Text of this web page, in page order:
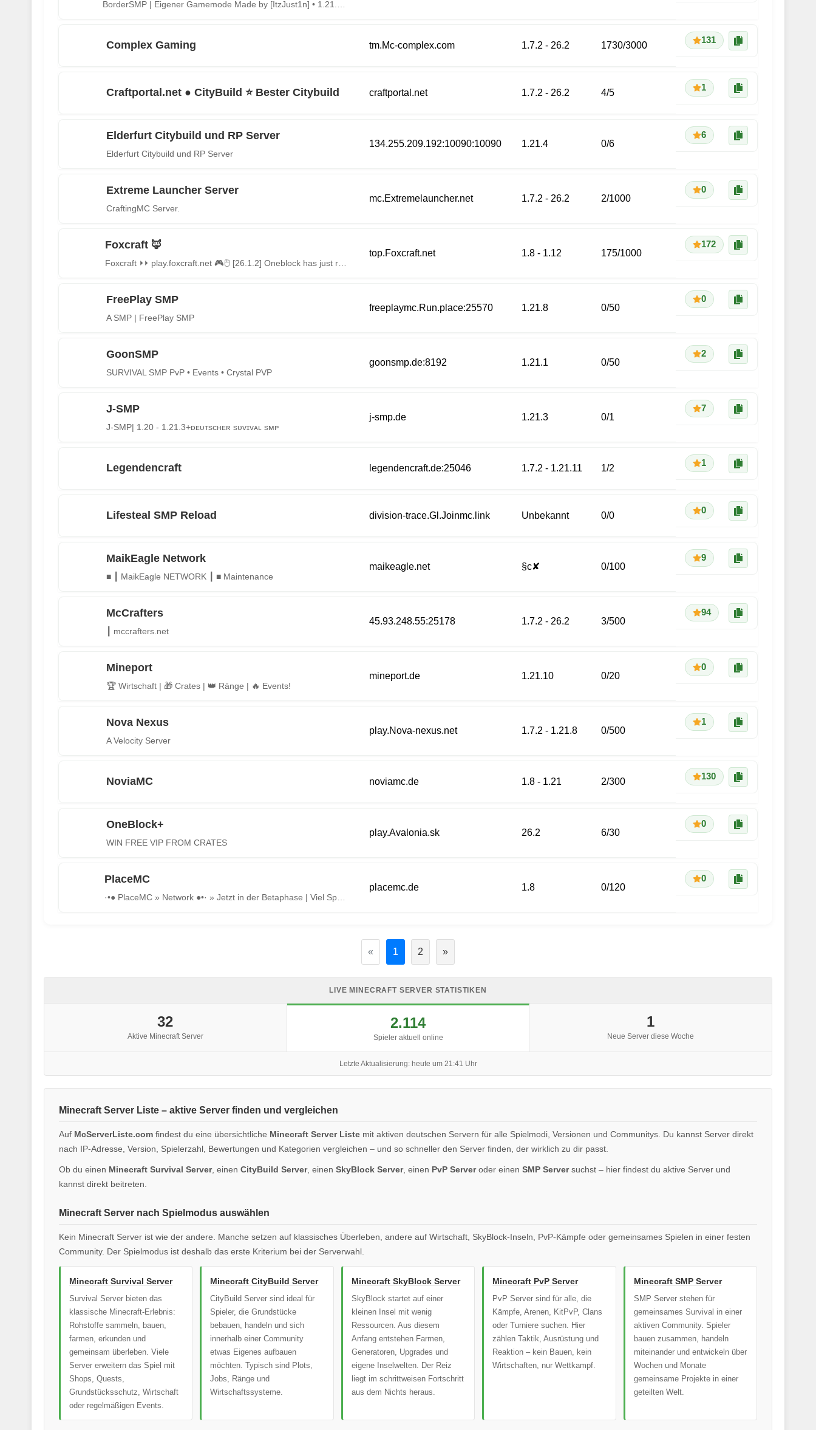
Complex Gaming tm.Mc-complex.com 1.7.2 - 26.2 1730/3000 131
Craftportal.net ● CityBuild ⭐ Bester Citybuild craftportal.net 1.7.2 - 26.2 4/5 1
Elderfurt Citybuild und RP Server
Elderfurt Citybuild und RP Server
134.255.209.192:10090:10090 1.21.4 0/6
6
Extreme Launcher Server
CraftingMC Server.
mc.Extremelauncher.net 1.7.2 - 26.2 2/1000
0
Foxcraft 🦊
top.Foxcraft.net 1.8 - 1.12 175/1000
172
FreePlay SMP
A SMP | FreePlay SMP
freeplaymc.Run.place:25570 1.21.8 0/50
0
GoonSMP
SURVIVAL SMP PvP • Events • Crystal PVP
goonsmp.de:8192 1.21.1 0/50
2
J-SMP
J-SMP| 1.20 - 1.21.3+ᴅᴇᴜᴛsᴄʜᴇʀ sᴜᴠɪᴠᴀʟ sᴍᴘ
j-smp.de 1.21.3 0/1
7
Legendencraft legendencraft.de:25046 1.7.2 - 1.21.11 1/2 1
Lifesteal SMP Reload division-trace.Gl.Joinmc.link Unbekannt 0/0 0
MaikEagle Network
■ ┃ MaikEagle NETWORK ┃ ■ Maintenance
maikeagle.net §c✘ 0/100
9
McCrafters
┃ mccrafters.net
45.93.248.55:25178 1.7.2 - 26.2 3/500
94
Mineport
🏆 Wirtschaft | 🎁 Crates | 👑 Ränge | 🔥 Events!
mineport.de 1.21.10 0/20
0
Nova Nexus
A Velocity Server
play.Nova-nexus.net 1.7.2 - 1.21.8 0/500
1
NoviaMC noviamc.de 1.8 - 1.21 2/300 130
OneBlock+
WIN FREE VIP FROM CRATES
play.Avalonia.sk 26.2 6/30
0
PlaceMC
placemc.de 1.8 0/120
0
« 1 2 »
LIVE MINECRAFT SERVER STATISTIKEN
32
Aktive Minecraft Server
2.114
Spieler aktuell online
1
Neue Server diese Woche
Letzte Aktualisierung: heute um 21:41 Uhr
Minecraft Server Liste – aktive Server finden und vergleichen
Auf McServerListe.com findest du eine übersichtliche Minecraft Server Liste mit aktiven deutschen Servern für alle Spielmodi, Versionen und Communitys. Du kannst Server direkt
nach IP-Adresse, Version, Spielerzahl, Bewertungen und Kategorien vergleichen – und so schneller den Server finden, der wirklich zu dir passt.
Ob du einen Minecraft Survival Server, einen CityBuild Server, einen SkyBlock Server, einen PvP Serveroder einen SMP Serversuchst – hier findest du aktive Server und
kannst direkt beitreten.
Minecraft Server nach Spielmodus auswählen
Kein Minecraft Server ist wie der andere. Manche setzen auf klassisches Überleben, andere auf Wirtschaft, SkyBlock-Inseln, PvP-Kämpfe oder gemeinsames Spielen in einer festen
Community. Der Spielmodus ist deshalb das erste Kriterium bei der Serverwahl.
Minecraft Survival Server
Survival Server bieten das
klassische Minecraft-Erlebnis:
Rohstoffe sammeln, bauen,
farmen, erkunden und
gemeinsam überleben. Viele
Server erweitern das Spiel mit
Shops, Quests,
Grundstücksschutz, Wirtschaft
oder regelmäßigen Events.
Minecraft CityBuild Server
CityBuild Server sind ideal für
Spieler, die Grundstücke
bebauen, handeln und sich
innerhalb einer Community
etwas Eigenes aufbauen
möchten. Typisch sind Plots,
Jobs, Ränge und
Wirtschaftssysteme.
Minecraft SkyBlock Server
SkyBlock startet auf einer
kleinen Insel mit wenig
Ressourcen. Aus diesem
Anfang entstehen Farmen,
Generatoren, Upgrades und
eigene Inselwelten. Der Reiz
liegt im schrittweisen Fortschritt
aus dem Nichts heraus.
Minecraft PvP Server
PvP Server sind für alle, die
Kämpfe, Arenen, KitPvP, Clans
oder Turniere suchen. Hier
zählen Taktik, Ausrüstung und
Reaktion – kein Bauen, kein
Wirtschaften, nur Wettkampf.
Minecraft SMP Server
SMP Server stehen für
gemeinsames Survival in einer
aktiven Community. Spieler
bauen zusammen, handeln
miteinander und entwickeln über
Wochen und Monate
gemeinsame Projekte in einer
geteilten Welt.